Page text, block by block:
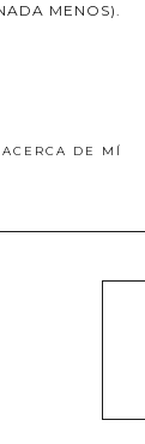
MENOS).
ACERCA DE MÍ